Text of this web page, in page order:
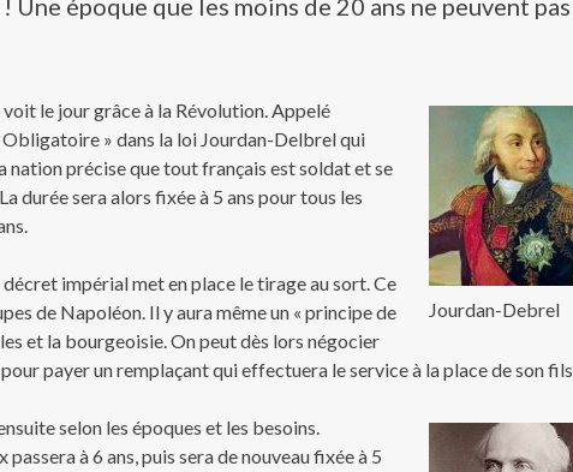
Jourdan-Debrel
le jour grâce à la Révolution. Appelé
» dans la loi Jourdan-Delbrel qui
nation précise que tout français est soldat et se
durée sera alors fixée à 5 ans pour tous les
impérial met en place le tirage au sort. Ce
de Napoléon. Il y aura même un « principe de
et la bourgeoisie. On peut dès lors négocier
payer un remplaçant qui effectuera le service à la place de son fils.
selon les époques et les besoins.
passera à 6 ans, puis sera de nouveau fixée à 5